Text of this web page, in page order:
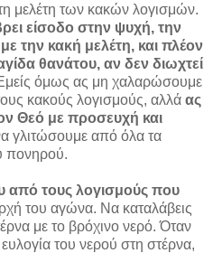
μελέτη των κακών λογισμών.
είσοδο στην ψυχή, την
την κακή μελέτη, και πλέον
θανάτου, αν δεν διωχτεί
όμως ας μη χαλαρώσουμε
κακούς λογισμούς, αλλά ας
Θεό με προσευχή και
γλιτώσουμε από όλα τα
πονηρού.
από τους λογισμούς που
του αγώνα. Να καταλάβεις
με το βρόχινο νερό. Όταν
του νερού στη στέρνα,